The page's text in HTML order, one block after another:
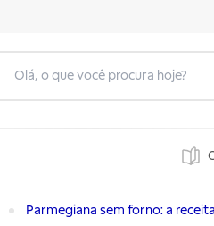
Parmegiana sem forno: a